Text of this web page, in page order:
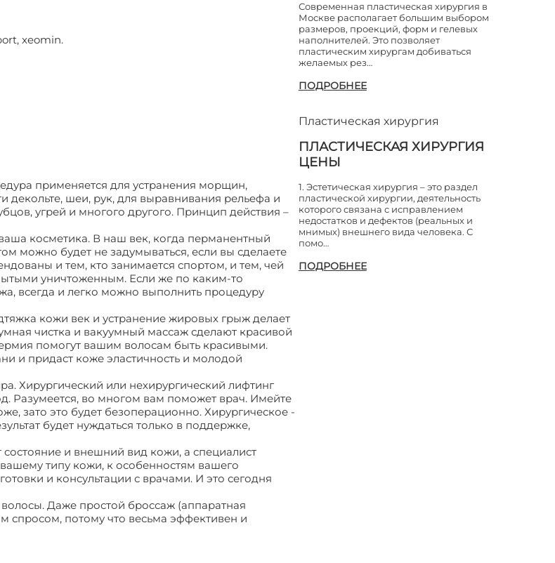
xeomin.
применяется для устранения морщин,
шеи, рук, для выравнивания рельефа и
угрей и многого другого. Принцип действия –
косметика. В наш век, когда перманентный
можно будет не задумываться, если вы сделаете
и тем, кто занимается спортом, и тем, чей
уничтоженным. Если же по каким-то
всегда и легко можно выполнить процедуру
кожи век и устранение жировых грыж делает
чистка и вакуумный массаж сделают красивой
помогут вашим волосам быть красивыми.
и придаст коже эластичность и молодой
Хирургический или нехирургический лифтинг
Разумеется, во многом вам поможет врач. Имейте
зато это будет безоперационно. Хирургическое -
будет нуждаться только в поддержке,
и внешний вид кожи, а специалист
типу кожи, к особенностям вашего
и консультации с врачами. И это сегодня
Даже простой броссаж (аппаратная
спросом, потому что весьма эффективен и
Современная пластическая хирургия в
Москве располагает большим выбором
размеров, проекций, форм и гелевых
наполнителей. Это позволяет
пластическим хирургам добиваться
желаемых рез…
ПОДРОБНЕЕ
Пластическая хирургия
ПЛАСТИЧЕСКАЯ ХИРУРГИЯ
ЦЕНЫ
1. Эстетическая хирургия – это раздел
пластической хирургии, деятельность
которого связана с исправлением
недостатков и дефектов (реальных и
мнимых) внешнего вида человека. С
помо…
ПОДРОБНЕЕ